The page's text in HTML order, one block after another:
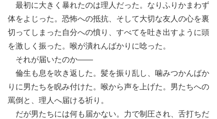
最初に大きく暴れたのは理人だった。なりふりかまわず
体をよじった。恐怖への抵抗、そして大切な友人の心を裏
切ってしまった自分への憤り、すべてを吐き出すように頭
を激しく振った。喉が潰れんばかりに唸った。
それが届いたのか――
倫生も息を吹き返した。髪を振り乱し、噛みつかんばか
りに男たちを睨み付けた。喉から声を上げた。男たちへの
罵倒と、理人へ届ける祈り。
だが男たちには何も届かない。力で制圧され、舌打ちだ